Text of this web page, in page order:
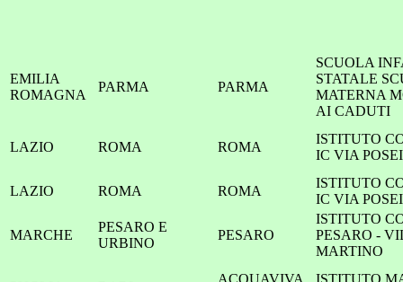
EMILIA
ROMAGNA
PARMA PARMA
SCUOLA
STATALE
MATERNA
AI CADUTI
LAZIO ROMA ROMA
ISTITUTO
IC VIA
LAZIO ROMA ROMA
ISTITUTO
IC VIA
MARCHE
PESARO E
URBINO
PESARO
ISTITUTO
PESARO -
MARTINO
ACQUAVIVA
ISTITUTO